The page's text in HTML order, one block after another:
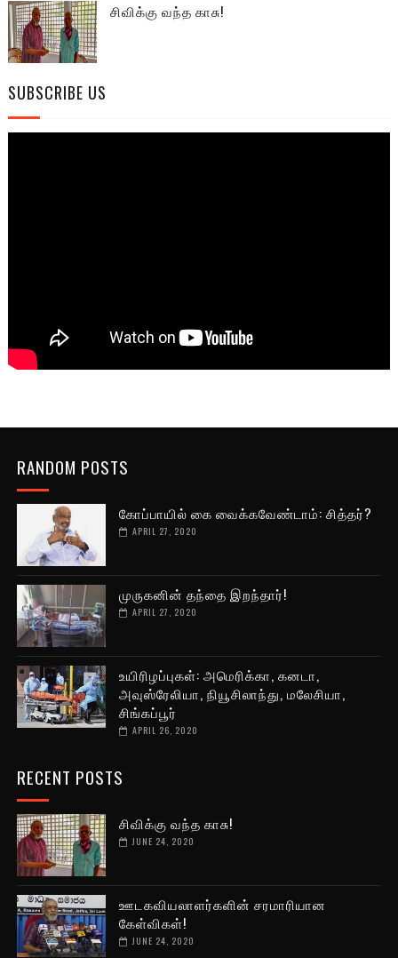
சிவிக்கு வந்த காசு!
SUBSCRIBE US
RANDOM POSTS
கோப்பாயில் கை வைக்கவேண்டாம்: சித்தர்?
APRIL 27, 2020
முருகனின் தந்தை இறந்தார்!
APRIL 27, 2020
உயிரிழப்புகள்: அமெரிக்கா, கனடா,
அவுஸ்ரேலியா, நியூசிலாந்து, மலேசியா,
சிங்கப்பூர்
APRIL 26, 2020
RECENT POSTS
சிவிக்கு வந்த காசு!
JUNE 24, 2020
ஊடகவியலாளர்களின் சரமாரியான
கேள்விகள்!
JUNE 24, 2020